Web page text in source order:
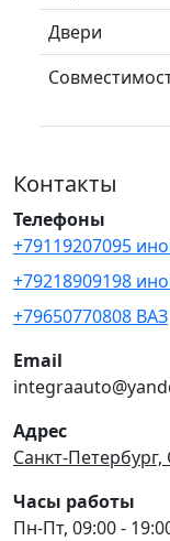
Двери
Контакты
Телефоны
+79119207095
+79218909198
+79650770808 ВАЗ
Email
Адрес
Санкт-
Часы работы
Пн-Пт, 09:00 -